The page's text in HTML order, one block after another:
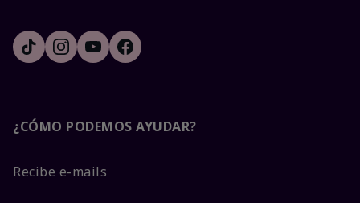
¿CÓMO PODEMOS AYUDAR?
Recibe e-mails